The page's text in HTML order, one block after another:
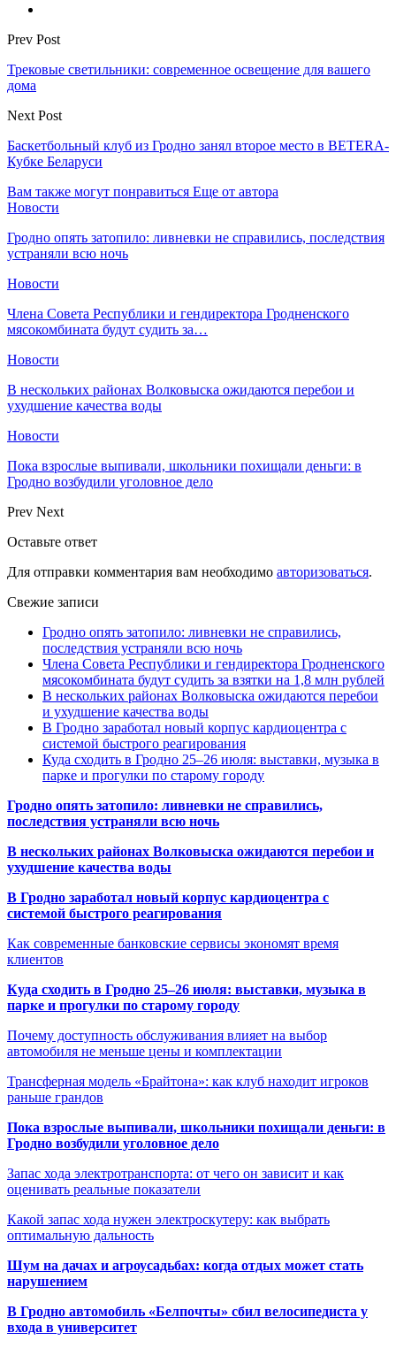
Prev Post
Трековые светильники: современное освещение для вашего
дома
Next Post
Баскетбольный клуб из Гродно занял второе место в BETERA-
Кубке Беларуси
Вам также могут понравиться Еще от автора
Новости
Гродно опять затопило: ливневки не справились, последствия
устраняли всю ночь
Новости
Члена Совета Республики и гендиректора Гродненского
мясокомбината будут судить за…
Новости
В нескольких районах Волковыска ожидаются перебои и
ухудшение качества воды
Новости
Пока взрослые выпивали, школьники похищали деньги: в
Гродно возбудили уголовное дело
Prev Next
Оставьте ответ
Для отправки комментария вам необходимо авторизоваться.
Свежие записи
Гродно опять затопило: ливневки не справились,
последствия устраняли всю ночь
Члена Совета Республики и гендиректора Гродненского
мясокомбината будут судить за взятки на 1,8 млн рублей
В нескольких районах Волковыска ожидаются перебои
и ухудшение качества воды
В Гродно заработал новый корпус кардиоцентра с
системой быстрого реагирования
Куда сходить в Гродно 25–26 июля: выставки, музыка в
парке и прогулки по старому городу
Гродно опять затопило: ливневки не справились,
последствия устраняли всю ночь
В нескольких районах Волковыска ожидаются перебои и
ухудшение качества воды
В Гродно заработал новый корпус кардиоцентра с
системой быстрого реагирования
Как современные банковские сервисы экономят время
клиентов
Куда сходить в Гродно 25–26 июля: выставки, музыка в
парке и прогулки по старому городу
Почему доступность обслуживания влияет на выбор
автомобиля не меньше цены и комплектации
Трансферная модель «Брайтона»: как клуб находит игроков
раньше грандов
Пока взрослые выпивали, школьники похищали деньги: в
Гродно возбудили уголовное дело
Запас хода электротранспорта: от чего он зависит и как
оценивать реальные показатели
Какой запас хода нужен электроскутеру: как выбрать
оптимальную дальность
Шум на дачах и агроусадьбах: когда отдых может стать
нарушением
В Гродно автомобиль «Белпочты» сбил велосипедиста у
входа в университет